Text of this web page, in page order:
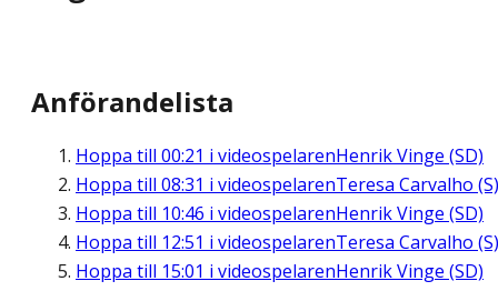
Anförandelista
Hoppa till 00:21 i videospelarenHenrik Vinge (SD)
Hoppa till 08:31 i videospelarenTeresa Carvalho (S)
Hoppa till 10:46 i videospelarenHenrik Vinge (SD)
Hoppa till 12:51 i videospelarenTeresa Carvalho (S)
Hoppa till 15:01 i videospelarenHenrik Vinge (SD)